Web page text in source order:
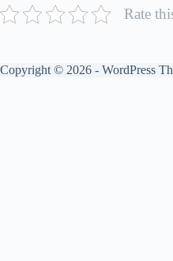
Rate
Copyright © 2026 - WordPress